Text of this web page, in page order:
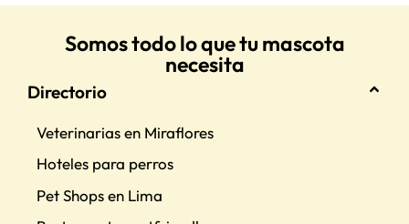
Somos todo lo que tu mascota
necesita
Directorio
Veterinarias en Miraflores
Hoteles para perros
Pet Shops en Lima